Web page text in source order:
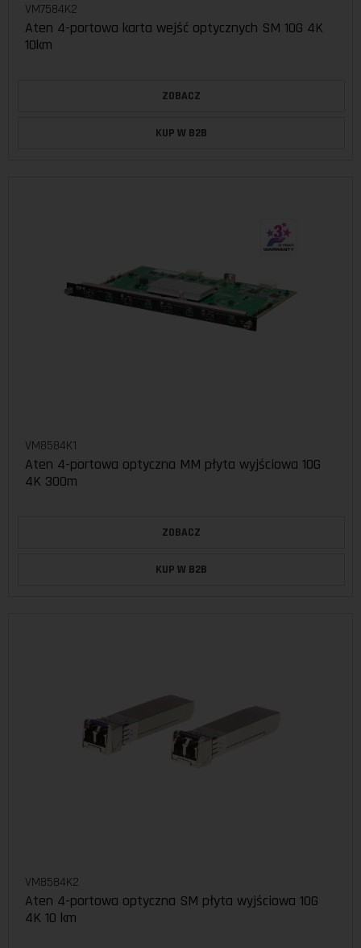
VM7584K2
Aten 4-portowa karta wejść optycznych SM 10G 4K
10km
ZOBACZ
KUP W B2B
VM8584K1
Aten 4-portowa optyczna MM płyta wyjściowa 10G
4K 300m
ZOBACZ
KUP W B2B
VM8584K2
Aten 4-portowa optyczna SM płyta wyjściowa 10G
4K 10 km